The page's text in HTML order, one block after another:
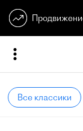
Все классики